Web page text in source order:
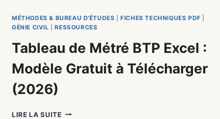
MÉTHODES & BUREAU D'ÉTUDES |FICHES TECHNIQUES PDF
GÉNIE CIVIL |RESSOURCES
Tableau de Métré BTP Excel :
Modèle Gratuit à Télécharger
(2026)
LIRE LA SUITETABLEAU